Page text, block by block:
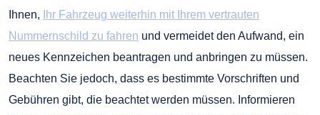
Ihnen,
Ihr Fahrzeug weiterhin mit Ihrem vertrauten
Nummernschild zu fahren und vermeidet den Aufwand, ein
neues Kennzeichen beantragen und anbringen zu müssen.
Beachten Sie jedoch, dass es bestimmte Vorschriften und
Gebühren gibt, die beachtet werden müssen. Informieren